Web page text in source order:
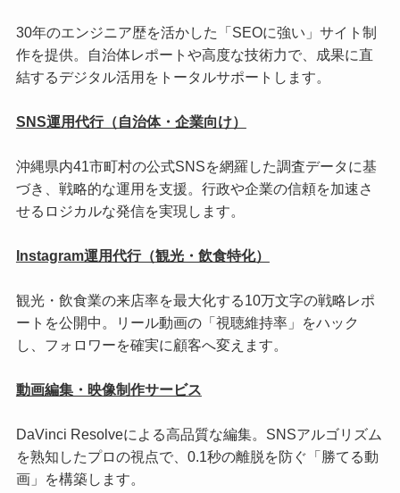
30年のエンジニア歴を活かした「SEOに強い」サイト制
作を提供。自治体レポートや高度な技術力で、成果に直
結するデジタル活用をトータルサポートします。
SNS運用代行（自治体・企業向け）
沖縄県内41市町村の公式SNSを網羅した調査データに基
づき、戦略的な運用を支援。行政や企業の信頼を加速さ
せるロジカルな発信を実現します。
Instagram運用代行（観光・飲食特化）
観光・飲食業の来店率を最大化する10万文字の戦略レポ
ートを公開中。リール動画の「視聴維持率」をハック
し、フォロワーを確実に顧客へ変えます。
動画編集・映像制作サービス
DaVinci Resolveによる高品質な編集。SNSアルゴリズム
を熟知したプロの視点で、0.1秒の離脱を防ぐ「勝てる動
画」を構築します。